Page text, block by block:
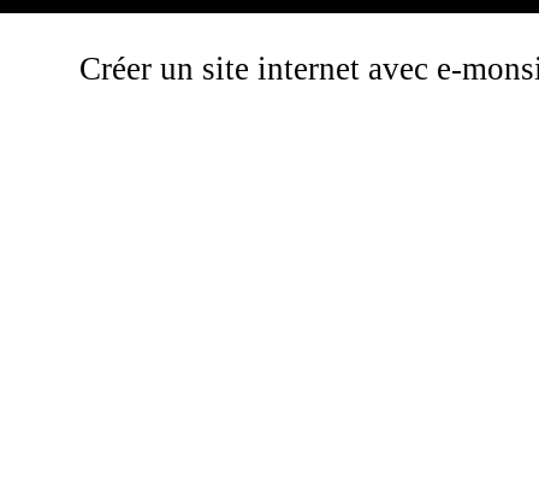
Créer un site internet avec e-